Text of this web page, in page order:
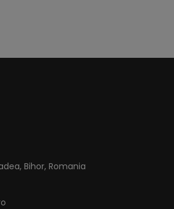
un strat de gel-coat.
jos. Iar dacă nu
pe pagina de
Bihor, Romania